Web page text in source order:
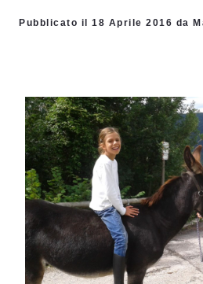
Pubblicato il 18 Aprile 2016 da